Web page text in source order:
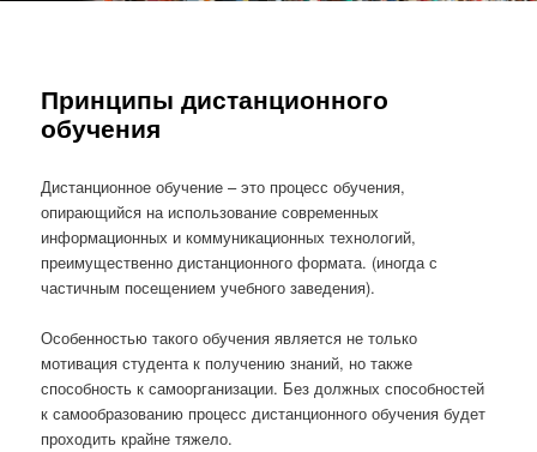
Принципы дистанционного
обучения
Дистанционное обучение – это процесс обучения,
опирающийся на использование современных
информационных и коммуникационных технологий,
преимущественно дистанционного формата. (иногда с
частичным посещением учебного заведения).
Особенностью такого обучения является не только
мотивация студента к получению знаний, но также
способность к самоорганизации. Без должных способностей
к самообразованию процесс дистанционного обучения будет
проходить крайне тяжело.